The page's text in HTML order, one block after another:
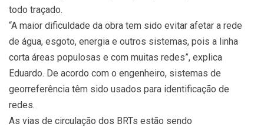
todo traçado.
“A maior dificuldade da obra tem sido evitar afetar a rede
de água, esgoto, energia e outros sistemas, pois a linha
corta áreas populosas e com muitas redes”, explica
Eduardo. De acordo com o engenheiro, sistemas de
georreferência têm sido usados para identificação de
redes.
As vias de circulação dos BRTs estão sendo